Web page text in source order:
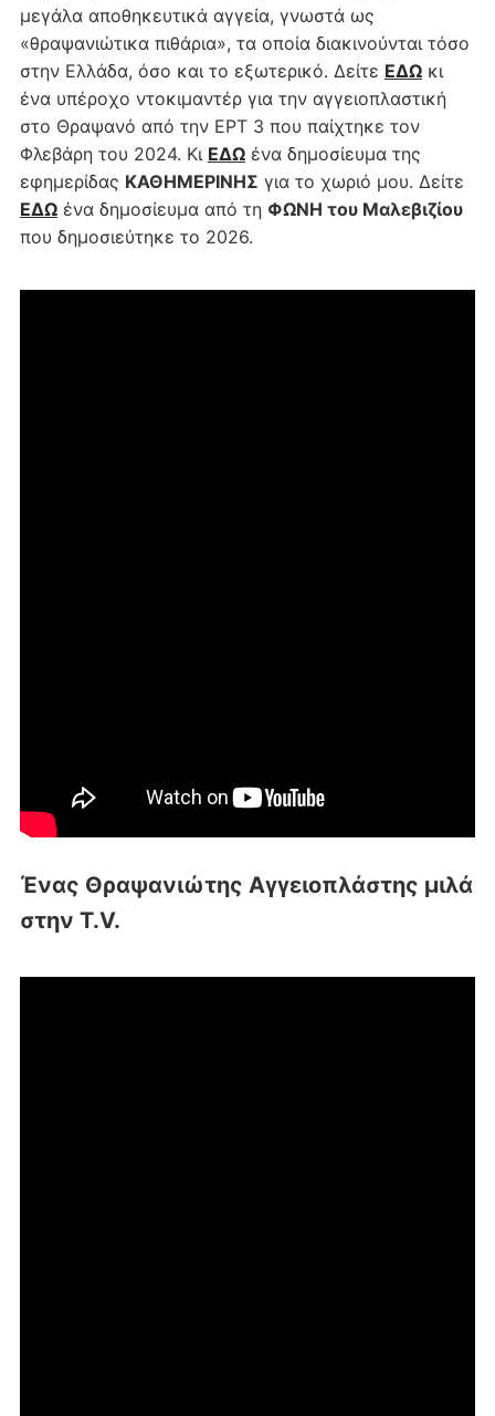
μεγάλα αποθηκευτικά αγγεία, γνωστά ως
«θραψανιώτικα πιθάρια», τα οποία διακινούνται τόσο
στην Ελλάδα, όσο και το εξωτερικό. Δείτε ΕΔΩκι
ένα υπέροχο ντοκιμαντέρ για την αγγειοπλαστική
στο Θραψανό από την ΕΡΤ 3 που παίχτηκε τον
Φλεβάρη του 2024. Κι ΕΔΩένα δημοσίευμα της
εφημερίδας ΚΑΘΗΜΕΡΙΝΗΣ για το χωριό μου. Δείτε
ΕΔΩένα δημοσίευμα από τη ΦΩΝΗ του Μαλεβιζίου
που δημοσιεύτηκε το 2026.
Ένας Θραψανιώτης Αγγειοπλάστης μιλά
στην T.V.